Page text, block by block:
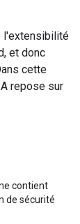
l'extensibilité
et donc
cette
repose sur
contient
de sécurité